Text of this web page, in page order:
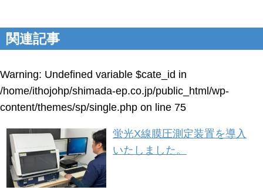
関連記事
Warning: Undefined variable $cate_id in
/home/ithojohp/shimada-ep.co.jp/public_html/wp-
content/themes/sp/single.php on line 75
蛍光X線膜圧測定装置を導入
いたしました。